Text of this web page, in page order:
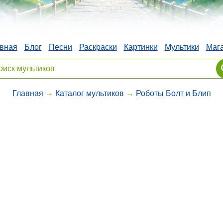
Блог Песни Раскраски Картинки Мультики
Главная → Каталог мультиков → Роботы Болт и Блип